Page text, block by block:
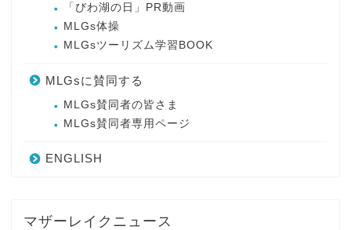
「びわ湖の日」PR動画
MLGs体操
MLGsツーリズム学習BOOK
MLGsに賛同する
MLGs賛同者の皆さま
MLGs賛同者専用ページ
ENGLISH
マザーレイクニュース